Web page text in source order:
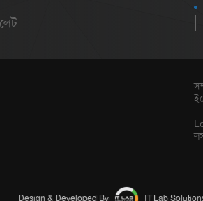
Design & Developed By IT Lab